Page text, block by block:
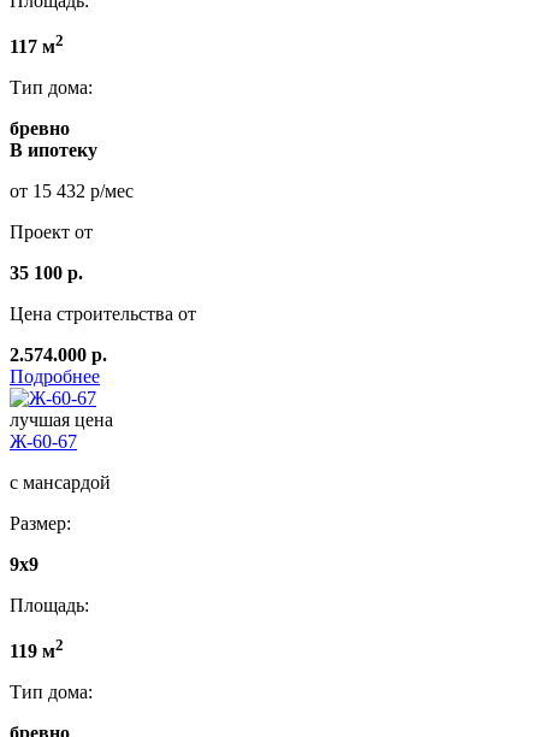
117 м2
Тип дома:
бревно
В ипотеку
от 15 432 р/мес
Проект от
35 100 р.
Цена строительства от
2.574.000 р.
Подробнее
лучшая цена
Ж-60-67
с мансардой
Размер:
9x9
Площадь:
119 м2
Тип дома: